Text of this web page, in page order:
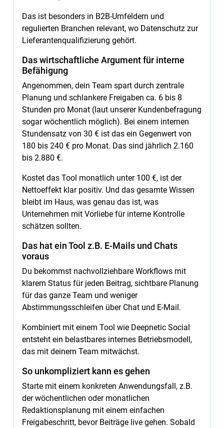
Das ist besonders in B2B-Umfeldern und
regulierten Branchen relevant, wo Datenschutz zur
Lieferantenqualifizierung gehört.
Das wirtschaftliche Argument für interne
Befähigung
Angenommen, dein Team spart durch zentrale
Planung und schlankere Freigaben ca. 6 bis 8
Stunden pro Monat (laut unserer Kundenbefragung
sogar wöchentlich möglich). Bei einem internen
Stundensatz von 30 € ist das ein Gegenwert von
180 bis 240 € pro Monat. Das sind jährlich 2.160
bis 2.880 €.
Kostet das Tool monatlich unter 100 €, ist der
Nettoeffekt klar positiv. Und das gesamte Wissen
bleibt im Haus, was genau das ist, was
Unternehmen mit Vorliebe für interne Kontrolle
schätzen sollten.
Das hat ein Tool z.B. E-Mails und Chats
voraus
Du bekommst nachvollziehbare Workflows mit
klarem Status für jeden Beitrag, sichtbare Planung
für das ganze Team und weniger
Abstimmungsschleifen über Chat und E-Mail.
Kombiniert mit einem Tool wie Deepnetic Social
entsteht ein belastbares internes Betriebsmodell,
das mit deinem Team mitwächst.
So unkompliziert kann es gehen
Starte mit einem konkreten Anwendungsfall, z.B.
der wöchentlichen oder monatlichen
Redaktionsplanung mit einem einfachen
Freigabeschritt, bevor Beiträge live gehen. Sobald